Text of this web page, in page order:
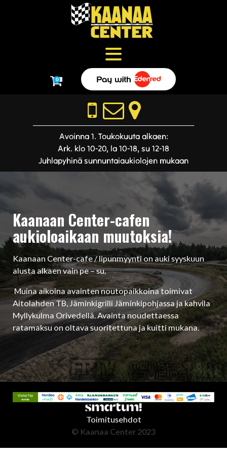
0
Avoinna 1. Toukokuuta alkaen:
Ark. klo 10-20, la 10-18, su 12-18
Juhlapyhinä sunnuntaiaukiolojen mukaan
Kaanaan Center-cafen
aukioloaikaan muutoksia!
Kaanaan Center-cafe / lipunmyynti on auki syyskuun
alusta alkaen vain pe – su.
Muina aikoina avainten noutopaikkoina toimivat
Aitolahden TB, Jäminkigrilli Jäminkipohjassa ja kahvila
Myllykulma Orivedellä. Avainta noudettaessa
ratamaksu on oltava suoritettuna ja kuitti mukana.
Toimitusehdot
© Kaanaa Center 2023